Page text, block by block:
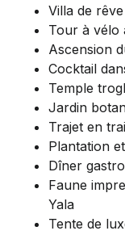
Villa de
Tour à vélo
Ascension
Cocktail
Temple
Jardin
Trajet en
Plantation
Dîner
Faune
Yala
Tente de